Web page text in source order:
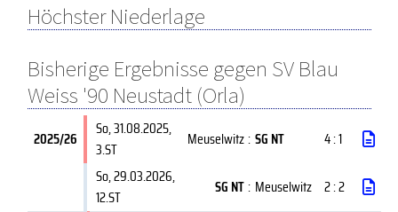
Höchster Niederlage
Bisherige Ergebnisse gegen SV Blau
Weiss '90 Neustadt (Orla)
2025/26 So, 31.08.2025,
3.ST
Meuselwitz: SG NT
4 : 1
So, 29.03.2026,
12.ST
SG NT: Meuselwitz 2 : 2